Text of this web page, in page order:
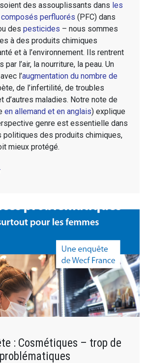
des assouplissants dans les
composés perfluorés (PFC) dans
des pesticides – nous sommes
à des produits chimiques
et à l’environnement. Ils rentrent
l’air, la nourriture, la peau. Un
l’augmentation du nombre de
de l’infertilité, de troubles
d’autres maladies. Notre note de
en allemand et en anglais) explique
genre est essentielle dans
politiques des produits chimiques,
mieux protégé.
: Cosmétiques – trop de